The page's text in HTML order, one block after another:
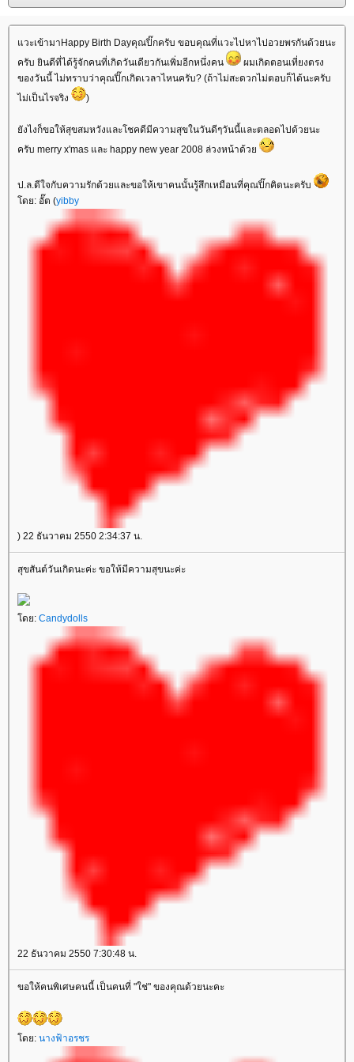
วะเข้ามาHappy Birth Dayคุณปิ๊กครับ ขอบคุณที่แวะไปหาไปอวยพรกันด้วยนะ
ครับ ยินดีที่ได้รู้จักคนที่เกิดวันเดียวกันเพิ่มอีกหนึ่งคน
ผมเกิดตอนเที่ยงตรง
ของวันนี้ ไม่ทราบว่าคุณปิ๊กเกิดเวลาไหนครับ? (ถ้าไม่สะดวกไม่ตอบก็ได้นะครับ
ไม่เป็นไรจริง
)
ังไงก็ขอให้สุขสมหวังและโชคดีมีความสุขในวันดีๆวันนี้และตลอดไปด้วยนะ
ครับ merry x'mas และ happy new year 2008 ล่วงหน้าด้ว
ป.ล.ดีใจกับความรักด้วยและขอให้เขาคนนั้นรู้สึกเหมือนที่คุณปิ๊กคิดนะครับ
ดย: อั๊ต (yibby
) 22 ธันวาคม 2550 2:34:37 น.
สุขสันต์วันเกิดนะค่ะ ขอให้มีความสุขนะค่ะ
ดย: Candydolls
22 ธันวาคม 2550 7:30:48 น.
ขอให้คนพิเศษคนนี้ เป็นคนที่ "ใช่" ของคุณด้วยนะคะ
ดย: นางฟ้าอรชร